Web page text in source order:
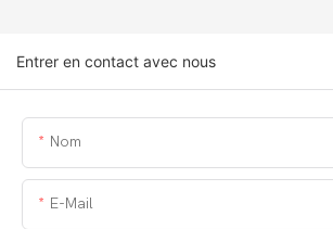
Entrer en contact avec nous
Nom
E-Mail